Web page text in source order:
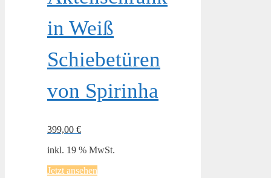
in Weiß
Schiebetüren
von Spirinha
399,00 €
inkl. 19 % MwSt.
Jetzt ansehen